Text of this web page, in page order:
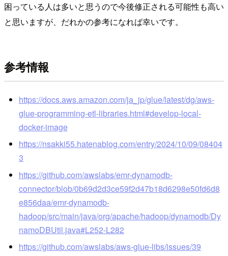
困っている人は多いと思うので今後修正される可能性も高い
と思いますが、だれかの参考になれば幸いです。
参考情報
https://docs.aws.amazon.com/ja_jp/glue/latest/dg/aws-
glue-programming-etl-libraries.html#develop-local-
docker-image
https://nsakki55.hatenablog.com/entry/2024/10/09/08404
3
https://github.com/awslabs/emr-dynamodb-
connector/blob/0b69d2d3ce59f2d47b18d6298e50fd6d8
e856daa/emr-dynamodb-
hadoop/src/main/java/org/apache/hadoop/dynamodb/Dy
namoDBUtil.java#L252-L282
https://github.com/awslabs/aws-glue-libs/issues/39